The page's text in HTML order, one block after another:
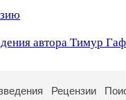
автора Тимур
Рецензии